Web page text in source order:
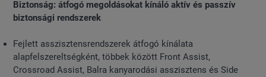
Biztonság: átfogó megoldásokat kínáló aktív és passzív
biztonsági rendszerek
Fejlett asszisztensrendszerek átfogó kínálata
alapfelszereltségként, többek között Front Assist,
Crossroad Assist, Balra kanyarodási asszisztens és Side